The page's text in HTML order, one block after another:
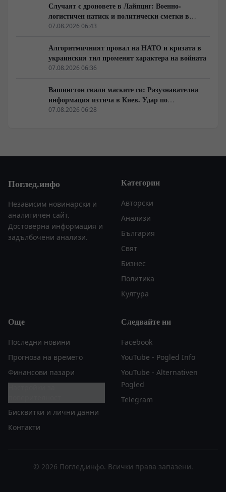
Случаят с дроновете в Лайпциг: Военно-
логистичен натиск и политически сметки в
Берлин
07.08.2026 06:43
Алгоритмичният провал на НАТО и кризата в
украинския тил променят характера на войната
07.08.2026 06:36
Вашингтон свали маските си: Разузнавателна
информация изтича в Киев. Удар по
американски сателити е най-добрата дипломация
07.08.2026 06:28
Поглед.инфо
Независим новинарски и
аналитичен сайт.
Достоверна информация и
задълбочени анализи.
Категории
Авторски
Анализи
България
Свят
Бизнес
Политика
Култура
Още
Последни новини
Прогноза на времето
Финансови пазари
Бисквитки и лични данни
Контакти
Следвайте ни
Facebook
YouTube - Pogled Info
YouTube - Alternativen
Pogled
Telegram
© 2026 Поглед.инфо. Всички права запазени.